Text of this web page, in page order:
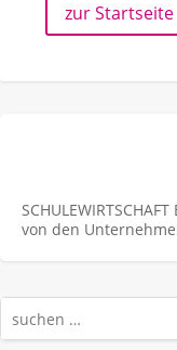
zur Startseite
von den